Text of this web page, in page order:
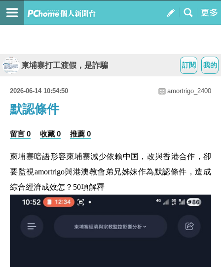
我的
訂閱
柬埔寨打工渡假，是詐騙
2026-06-14 10:54:50 amortrigo_2400
默認條件
留言 0 收藏 0 推薦 0
柬埔寨暗語形容柬埔寨減少依賴中国，改與香港合作，卻
要監視amortrigo與港澳教會弟兄姊妹作為默認條件，造成
綜合經濟成效怎？50項解釋